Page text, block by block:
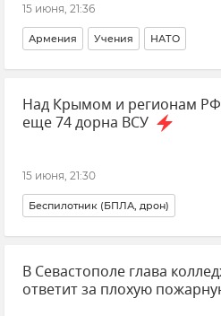
15 июня, 21:36
Армения Учения НАТО
Новости Россия Безопасность
Франция Греция
Над Крымом и регионам
еще 74 дорна ВСУ
15 июня, 21:30
Беспилотник (БПЛА, дрон)
Безопасность Республики Крым и
Министерство обороны РФ Атаки
В Севастополе глава
ответит за плохую